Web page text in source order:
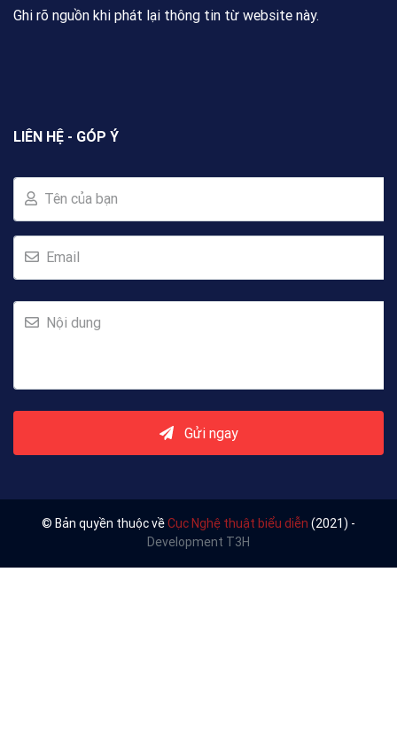
Ghi rõ nguồn khi phát lại thông tin từ website này.
LIÊN HỆ - GÓP Ý
Tên của bạn
Email
Nội dung
Gửi ngay
© Bản quyền thuộc vềCục Nghệ thuật biểu diễn (2021) -
Development T3H